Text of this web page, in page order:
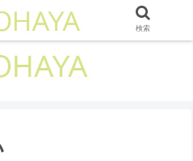
検索